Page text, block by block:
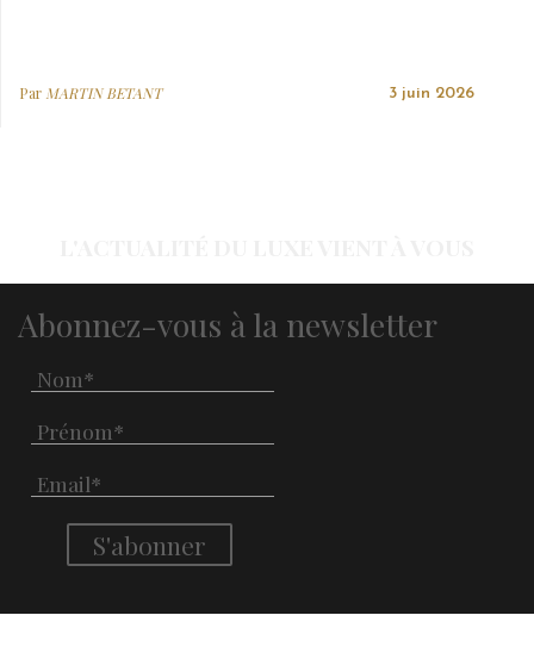
Par MARTIN BETANT 3 juin 2026
Abonnez-vous à la newsletter